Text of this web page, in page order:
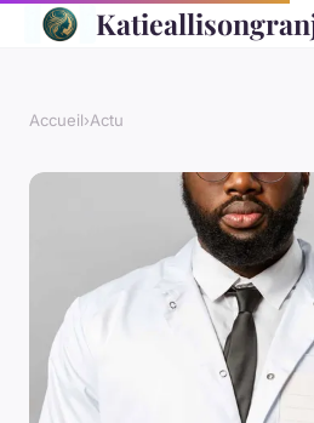
Accueil›Actu